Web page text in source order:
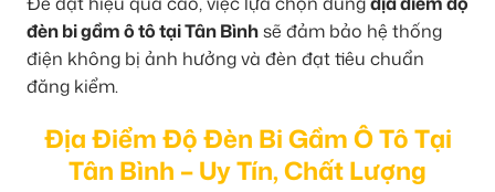
đèn bi gầm ô tô tại Tân Bìnhsẽ đảm bảo hệ thống
điện không bị ảnh hưởng và đèn đạt tiêu chuẩn
đăng kiểm.
Địa Điểm Độ Đèn Bi Gầm Ô Tô Tại
Tân Bình – Uy Tín, Chất Lượng